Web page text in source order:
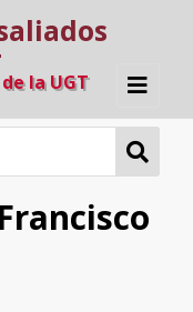
la UGT